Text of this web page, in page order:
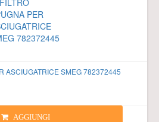
ASCIUGATRICE SMEG 782372445
AGGIUNGI